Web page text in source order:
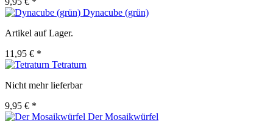
Dynacube (grün)
Artikel auf Lager.
11,95 € *
Tetraturn
Nicht mehr lieferbar
9,95 € *
Der Mosaikwürfel